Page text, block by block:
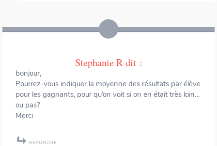
Stephanie R dit :
bonjour,
Pourrez-vous indiquer la moyenne des résultats par élève
pour les gagnants, pour qu’on voit si on en était très loin…
ou pas?
Merci
RÉPONDRE